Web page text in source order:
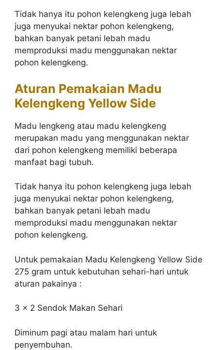
Tidak hanya itu pohon kelengkeng juga lebah
juga menyukai nektar pohon kelengkeng,
bahkan banyak petani lebah madu
memproduksi madu menggunakan nektar
pohon kelengkeng.
Aturan Pemakaian Madu
Kelengkeng Yellow Side
Madu lengkeng atau madu kelengkeng
merupakan madu yang menggunakan nektar
dari pohon kelengkeng memiliki beberapa
manfaat bagi tubuh.
Tidak hanya itu pohon kelengkeng juga lebah
juga menyukai nektar pohon kelengkeng,
bahkan banyak petani lebah madu
memproduksi madu menggunakan nektar
pohon kelengkeng.
Untuk pemakaian Madu Kelengkeng Yellow Side
275 gram untuk kebutuhan sehari-hari untuk
aturan pakainya :
3 x 2 Sendok Makan Sehari
Diminum pagi atau malam hari untuk
penyembuhan.